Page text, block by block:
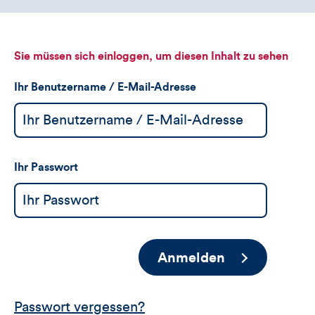
sehen
Sie müssen sich einloggen, um diesen Inhalt zu sehen
Ihr Benutzername / E-Mail-Adresse
Ihr Passwort
Anmelden
Passwort vergessen?